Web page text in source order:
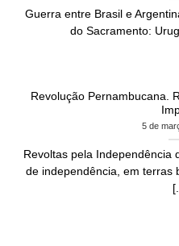
Guerra entre Brasil e
do Sacramento:
Revolução Pernambucana.
5 de
Revoltas pela Independência
de independência, em terras